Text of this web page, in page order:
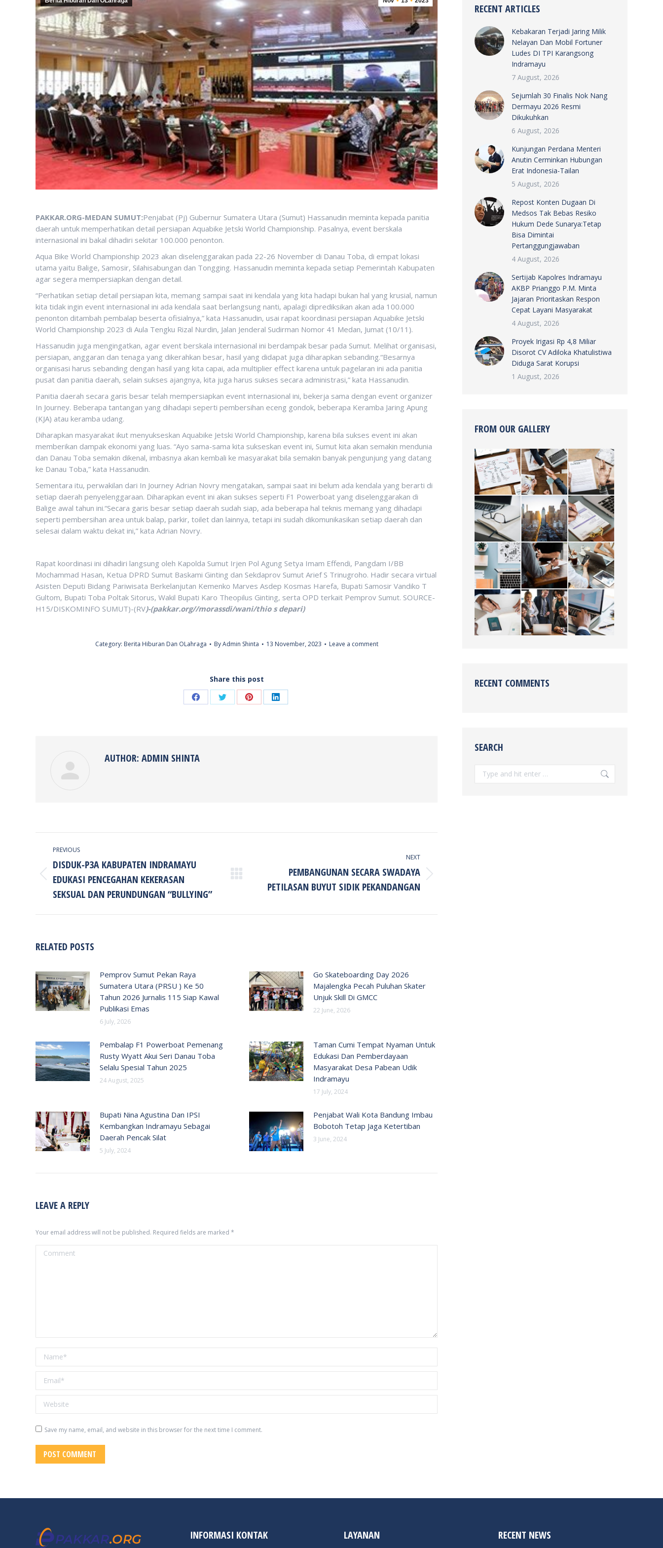
PAKKAR.ORG-MEDAN SUMUT:Penjabat (Pj) Gubernur Sumatera Utara (Sumut) Hassanudin meminta kepada panitia
daerah untuk memperhatikan detail persiapan Aquabike Jetski World Championship. Pasalnya, event berskala
internasional ini bakal dihadiri sekitar 100.000 penonton.
Aqua Bike World Championship 2023 akan diselenggarakan pada 22-26 November di Danau Toba, di empat lokasi
utama yaitu Balige, Samosir, Silahisabungan dan Tongging. Hassanudin meminta kepada setiap Pemerintah Kabupaten
agar segera mempersiapkan dengan detail.
“Perhatikan setiap detail persiapan kita, memang sampai saat ini kendala yang kita hadapi bukan hal yang krusial, namun
kita tidak ingin event internasional ini ada kendala saat berlangsung nanti, apalagi diprediksikan akan ada 100.000
penonton ditambah pembalap beserta ofisialnya,” kata Hassanudin, usai rapat koordinasi persiapan Aquabike Jetski
World Championship 2023 di Aula Tengku Rizal Nurdin, Jalan Jenderal Sudirman Nomor 41 Medan, Jumat (10/11).
Hassanudin juga mengingatkan, agar event berskala internasional ini berdampak besar pada Sumut. Melihat organisasi,
persiapan, anggaran dan tenaga yang dikerahkan besar, hasil yang didapat juga diharapkan sebanding.“Besarnya
organisasi harus sebanding dengan hasil yang kita capai, ada multiplier effect karena untuk pagelaran ini ada panitia
pusat dan panitia daerah, selain sukses ajangnya, kita juga harus sukses secara administrasi,” kata Hassanudin.
Panitia daerah secara garis besar telah mempersiapkan event internasional ini, bekerja sama dengan event organizer
In Journey. Beberapa tantangan yang dihadapi seperti pembersihan eceng gondok, beberapa Keramba Jaring Apung
(KJA) atau keramba udang.
Diharapkan masyarakat ikut menyukseskan Aquabike Jetski World Championship, karena bila sukses event ini akan
memberikan dampak ekonomi yang luas. “Ayo sama-sama kita sukseskan event ini, Sumut kita akan semakin mendunia
dan Danau Toba semakin dikenal, imbasnya akan kembali ke masyarakat bila semakin banyak pengunjung yang datang
ke Danau Toba,” kata Hassanudin.
Sementara itu, perwakilan dari In Journey Adrian Novry mengatakan, sampai saat ini belum ada kendala yang berarti di
setiap daerah penyelenggaraan. Diharapkan event ini akan sukses seperti F1 Powerboat yang diselenggarakan di
Balige awal tahun ini.“Secara garis besar setiap daerah sudah siap, ada beberapa hal teknis memang yang dihadapi
seperti pembersihan area untuk balap, parkir, toilet dan lainnya, tetapi ini sudah dikomunikasikan setiap daerah dan
selesai dalam waktu dekat ini,” kata Adrian Novry.
Rapat koordinasi ini dihadiri langsung oleh Kapolda Sumut Irjen Pol Agung Setya Imam Effendi, Pangdam I/BB
Mochammad Hasan, Ketua DPRD Sumut Baskami Ginting dan Sekdaprov Sumut Arief S Trinugroho. Hadir secara virtual
Asisten Deputi Bidang Pariwisata Berkelanjutan Kemenko Marves Asdep Kosmas Harefa, Bupati Samosir Vandiko T
Gultom, Bupati Toba Poltak Sitorus, Wakil Bupati Karo Theopilus Ginting, serta OPD terkait Pemprov Sumut. SOURCE-
H15/DISKOMINFO SUMUT)-(RV)-(pakkar.org//morassdi/wani/thio s depari)
Category: Berita Hiburan Dan OLahraga ByAdmin Shinta 13 November, 2023 Leave a comment
Share this post
Share Share Share Share
AUTHOR: ADMIN SHINTA
NAVIGATION
PREVIOUS
Previous
post:
DISDUK-P3A KABUPATEN INDRAMAYU
EDUKASI PENCEGAHAN KEKERASAN
SEKSUAL DAN PERUNDUNGAN “BULLYING”
NEXT
post:
PEMBANGUNAN SECARA SWADAYA
PETILASAN BUYUT SIDIK PEKANDANGAN
RELATED POSTS
Pemprov Sumut Pekan Raya
Sumatera Utara (PRSU ) Ke 50
Tahun 2026 Jurnalis 115 Siap Kawal
Publikasi Emas
6 July, 2026
Go Skateboarding Day 2026
Majalengka Pecah Puluhan Skater
Unjuk Skill Di GMCC
22 June, 2026
Pembalap F1 Powerboat Pemenang
Rusty Wyatt Akui Seri Danau Toba
Selalu Spesial Tahun 2025
24 August, 2025
Taman Cumi Tempat Nyaman Untuk
Edukasi Dan Pemberdayaan
Masyarakat Desa Pabean Udik
Indramayu
17 July, 2024
Bupati Nina Agustina Dan IPSI
Kembangkan Indramayu Sebagai
Daerah Pencak Silat
5 July, 2024
Penjabat Wali Kota Bandung Imbau
Bobotoh Tetap Jaga Ketertiban
3 June, 2024
LEAVE A REPLY
Your email address will not be published. Required fields are marked *
Comment
Name *
Email *
Website
Save my name, email, and website in this browser for the next time I comment.
POST COMMENT
RECENT ARTICLES
Kebakaran Terjadi Jaring Milik
Nelayan Dan Mobil Fortuner
Ludes DI TPI Karangsong
Indramayu
7 August, 2026
Sejumlah 30 Finalis Nok Nang
Dermayu 2026 Resmi
Dikukuhkan
6 August, 2026
Kunjungan Perdana Menteri
Anutin Cerminkan Hubungan
Erat Indonesia-Tailan
5 August, 2026
Repost Konten Dugaan Di
Medsos Tak Bebas Resiko
Hukum Dede Sunarya:Tetap
Bisa Dimintai
Pertanggungjawaban
4 August, 2026
Sertijab Kapolres Indramayu
AKBP Prianggo P.M. Minta
Jajaran Prioritaskan Respon
Cepat Layani Masyarakat
4 August, 2026
Proyek Irigasi Rp 4,8 Miliar
Disorot CV Adiloka Khatulistiwa
Diduga Sarat Korupsi
1 August, 2026
FROM OUR GALLERY
RECENT COMMENTS
SEARCH
Search:
INFORMASI KONTAK LAYANAN RECENT NEWS